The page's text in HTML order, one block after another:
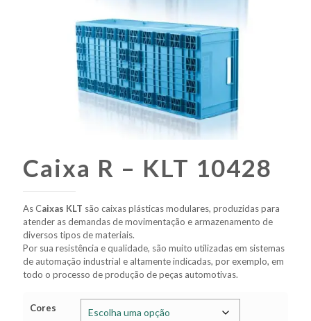
Caixa R – KLT 10428
As Caixas KLT são caixas plásticas modulares, produzidas para
atender as demandas de movimentação e armazenamento de
diversos tipos de materiais.
Por sua resistência e qualidade, são muito utilizadas em sistemas
de automação industrial e altamente indicadas, por exemplo, em
todo o processo de produção de peças automotivas.
Cores